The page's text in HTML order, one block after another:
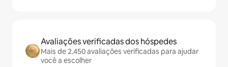
Avaliações verificadas dos hóspedes
Mais de 2.450 avaliações verificadas para ajudar
você a escolher